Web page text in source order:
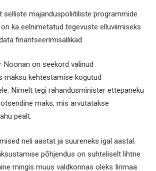
selliste majanduspoliitiliste programmide
ka eelnimetatud tegevuste elluviimiseks
finantseerimisallikad.
Noonan on seekord valinud
maksu kehtestamise kogutud
Nimelt tegi rahandusminister ettepaneku
maks, mis arvutatakse
pealt.
neli aastat ja suureneks igal aastal.
põhjendus on suhteliselt lihtne
mingis muus valdkonnas oleks Iirimaa